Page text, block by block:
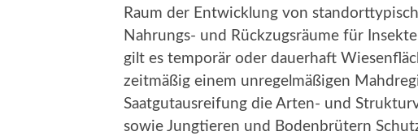
Raum der Entwicklung von
Nahrungs- und Rückzugsräume für
gilt es temporär oder dauerhaft
zeitmäßig einem unregelmäßigen
Saatgutausreifung die Arten- und
sowie Jungtieren und Bodenbrütern